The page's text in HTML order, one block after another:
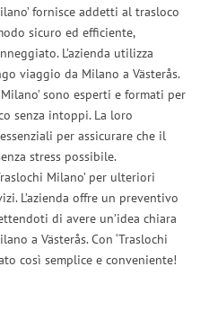
fornisce addetti al trasloco
sicuro ed efficiente,
L’azienda utilizza
viaggio da Milano a Västerås.
sono esperti e formati per
senza intoppi. La loro
per assicurare che il
stress possibile.
Milano’ per ulteriori
L’azienda offre un preventivo
di avere un’idea chiara
a Västerås. Con ‘Traslochi
così semplice e conveniente!